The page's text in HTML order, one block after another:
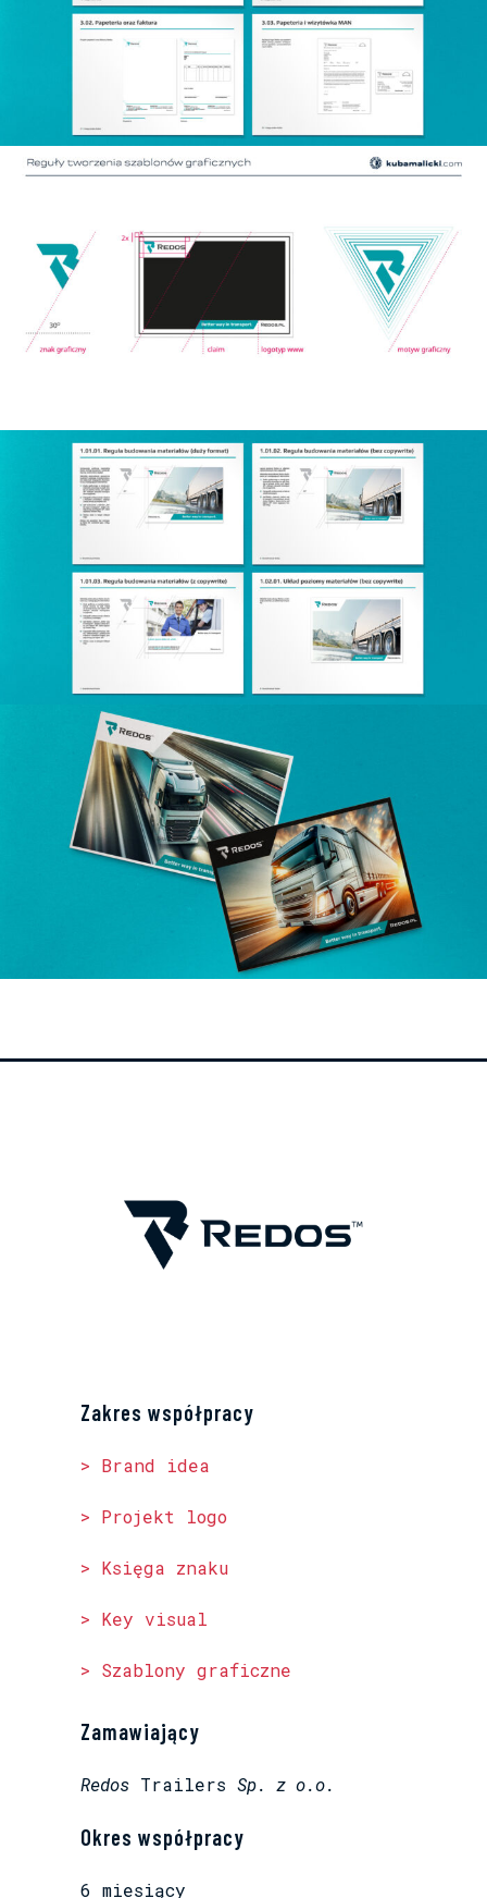
Zakres współpracy
> Brand idea
> Projekt logo
> Księga znaku
> Key visual
> Szablony graficzne
Zamawiający
Redos Trailers Sp. z o.o.
Okres współpracy
6 miesiący